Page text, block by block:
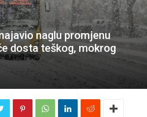
naglu promjenu
dosta teškog, mokrog